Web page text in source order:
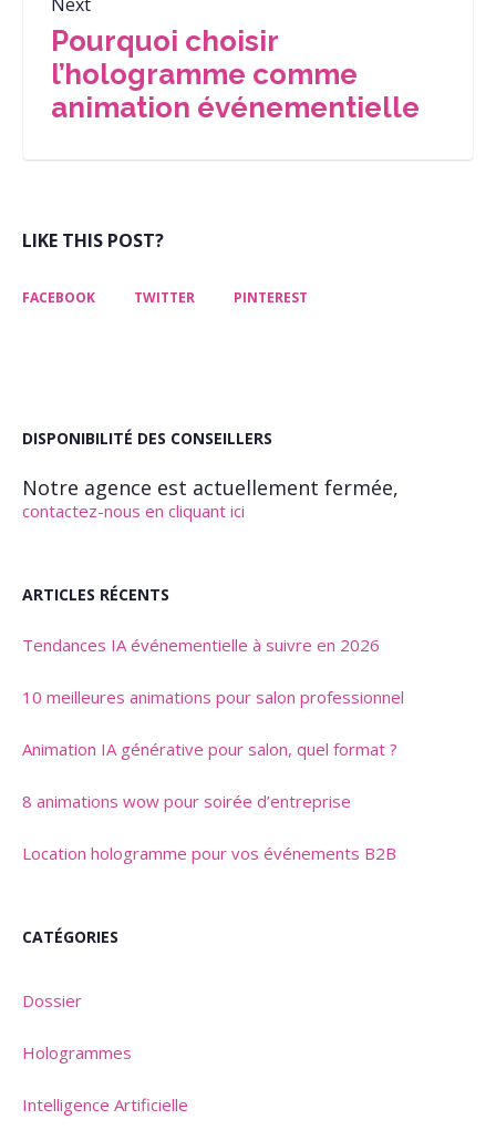
Pourquoi choisir
l’hologramme comme
animation événementielle
LIKE THIS POST?
FACEBOOK TWITTER PINTEREST
DISPONIBILITÉ DES CONSEILLERS
Notre agence est actuellement fermée,
contactez-nous en cliquant ici
ARTICLES RÉCENTS
Tendances IA événementielle à suivre en 2026
10 meilleures animations pour salon professionnel
Animation IA générative pour salon, quel format ?
8 animations wow pour soirée d’entreprise
Location hologramme pour vos événements B2B
CATÉGORIES
Dossier
Hologrammes
Intelligence Artificielle